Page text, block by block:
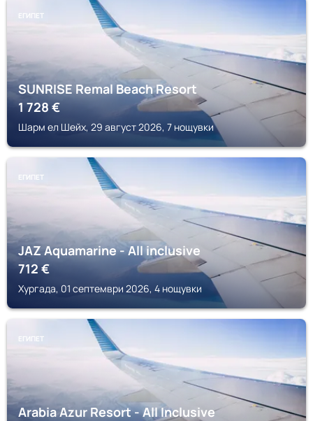
ЕГИПЕТ
SUNRISE Remal Beach Resort
1 728€
Шарм ел Шейх, 29 август 2026, 7 нощувки
ЕГИПЕТ
JAZ Aquamarine - All inclusive
712€
Хургада, 01 септември 2026, 4 нощувки
ЕГИПЕТ
Arabia Azur Resort - All Inclusive